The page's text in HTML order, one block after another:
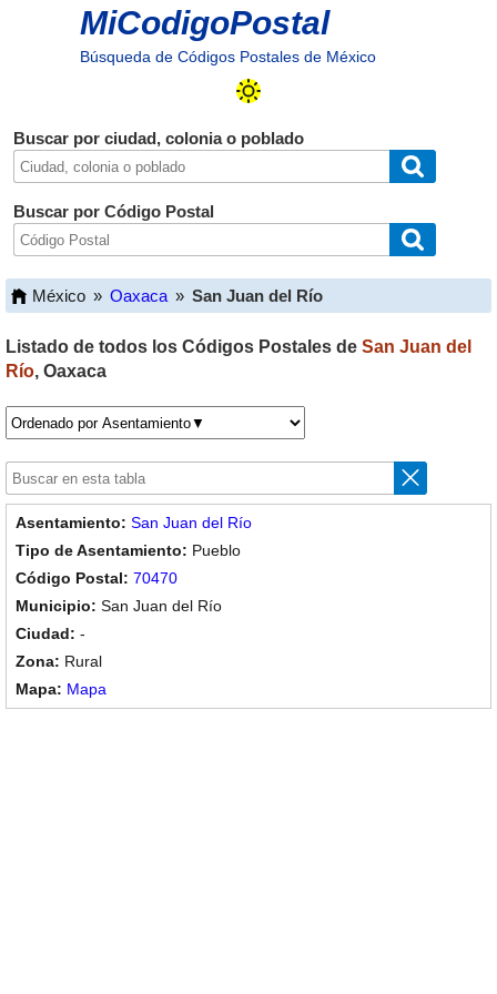
MiCodigoPostal
Búsqueda de Códigos Postales de México
Buscar por ciudad, colonia o poblado
Buscar por Código Postal
México » Oaxaca » San Juan del Río
Listado de todos los Códigos Postales de San Juan del
Río, Oaxaca
San Juan del Río
Pueblo
70470
San Juan del Río
-
Rural
Mapa